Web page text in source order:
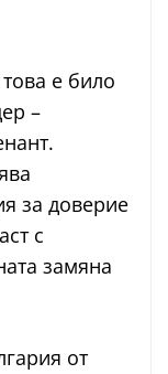
е било
–
за доверие
с
замяна
от